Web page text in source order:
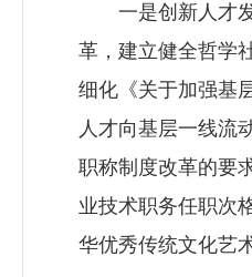
一是创新人才发
革，建立健全哲学
细化《关于加强基
人才向基层一线流
职称制度改革的要
业技术职务任职次
华优秀传统文化艺